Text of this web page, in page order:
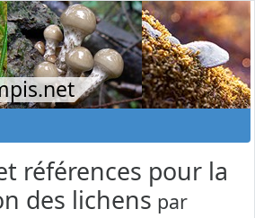
références pour la
des lichens par